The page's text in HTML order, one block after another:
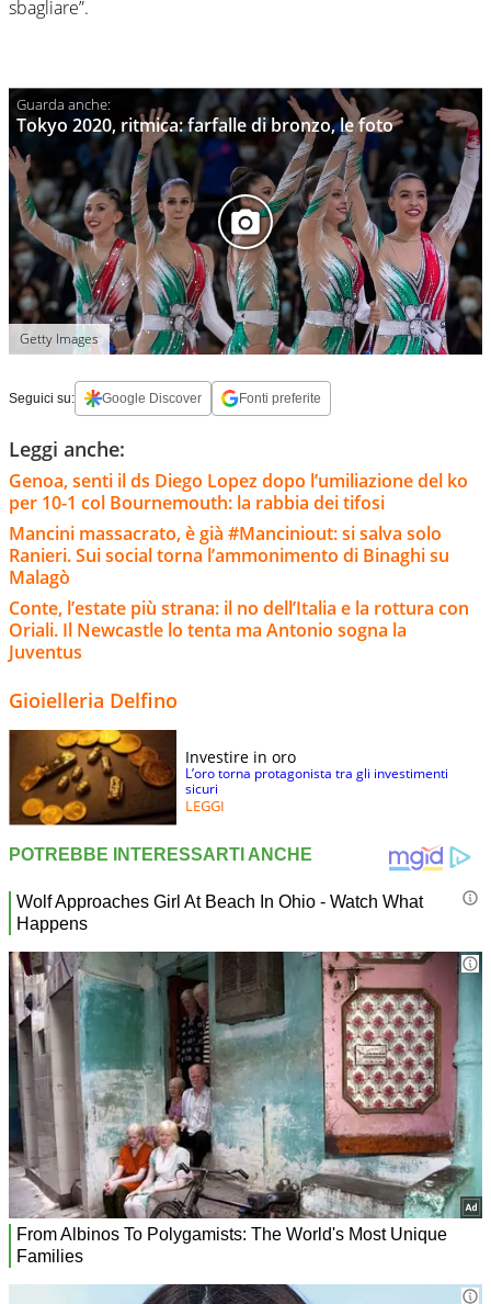
sbagliare”.
Tokyo 2020, ritmica: farfalle di bronzo, le foto
Getty Images
Seguici su: Google Discover Fonti preferite
Leggi anche:
Genoa, senti il ds Diego Lopez dopo l’umiliazione del ko
per 10-1 col Bournemouth: la rabbia dei tifosi
Mancini massacrato, è già #Manciniout: si salva solo
Ranieri. Sui social torna l’ammonimento di Binaghi su
Malagò
Conte, l’estate più strana: il no dell’Italia e la rottura con
Oriali. Il Newcastle lo tenta ma Antonio sogna la
Juventus
Gioielleria Delfino
Investire in oro
L’oro torna protagonista tra gli investimenti
sicuri
LEGGI